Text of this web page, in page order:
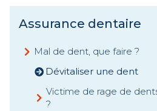
Assurance dentaire
Mal de dent, que faire ?
Dévitaliser une dent
Victime de rage de
?